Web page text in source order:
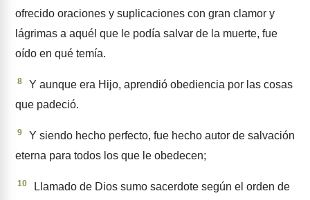
ofrecido oraciones y suplicaciones con gran clamor y
lágrimas a aquél que le podía salvar de la muerte, fue
oído en qué temía.
8
Y aunque era Hijo, aprendió obediencia por las cosas
que padeció.
9
Y siendo hecho perfecto, fue hecho autor de salvación
eterna para todos los que le obedecen;
10
Llamado de Dios sumo sacerdote según el orden de